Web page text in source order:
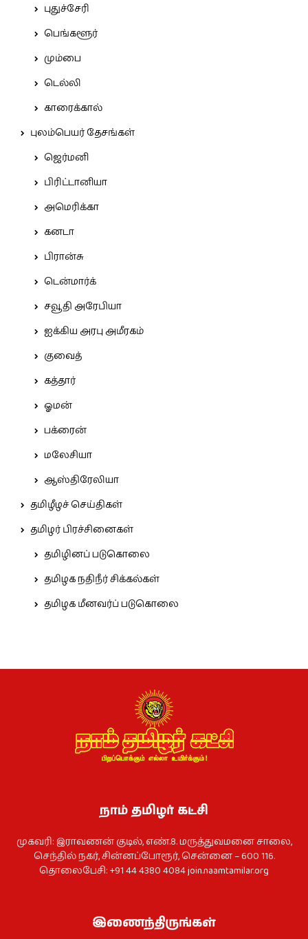
புதுச்சேரி
பெங்களூர்
மும்பை
டெல்லி
காரைக்கால்
புலம்பெயர் தேசங்கள்
ஜெர்மனி
பிரிட்டானியா
அமெரிக்கா
கனடா
பிரான்சு
டென்மார்க்
சவூதி அரேபியா
ஐக்கிய அரபு அமீரகம்
குவைத்
கத்தார்
ஓமன்
பக்ரைன்
மலேசியா
ஆஸ்திரேலியா
தமிழீழச் செய்திகள்
தமிழர் பிரச்சினைகள்
தமிழினப் படுகொலை
தமிழக நதிநீர் சிக்கல்கள்
தமிழக மீனவர்ப் படுகொலை
நாம் தமிழர் கட்சி
முகவரி: இராவணன் குடில், எண்.8. மருத்துவமனை சாலை,
செந்தில் நகர், சின்னப்போரூர், சென்னை – 600 116.
தொலைபேசி: +91 44 4380 4084join.naamtamilar.org
இணைந்திருங்கள்